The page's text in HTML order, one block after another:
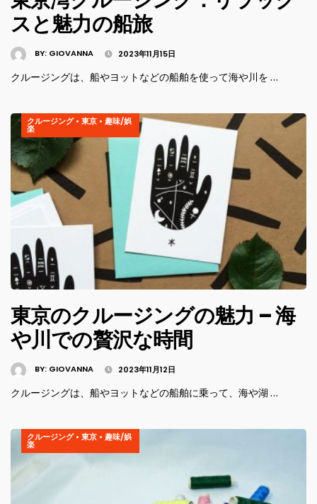
スと魅力の船旅
BY: GIOVANNA 2023年11月15日
クルージングは、船やヨットなどの船舶を使って海や川を …
クルージング• 東京 • 趣味/娯
楽
東京のクルージングの魅力 – 海
や川での贅沢な時間
BY: GIOVANNA 2023年11月12日
クルージングは、船やヨットなどの船舶に乗って、海や湖 …
クルージング• 東京 • 趣味/娯
楽